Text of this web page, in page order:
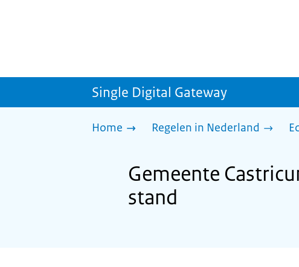
Single Digital Gateway
Home Regelen in Nederland
Gemeente
stand